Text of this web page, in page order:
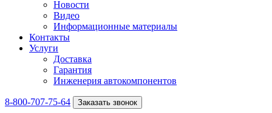
Новости
Видео
Информационные материалы
Контакты
Услуги
Доставка
Гарантия
Инженерия автокомпонентов
8-800-707-75-64 Заказать звонок